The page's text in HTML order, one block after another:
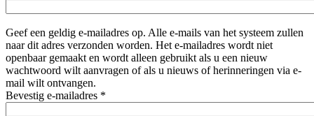
Geef een geldig e-mailadres op. Alle e-mails van het systeem zullen
naar dit adres verzonden worden. Het e-mailadres wordt niet
openbaar gemaakt en wordt alleen gebruikt als u een nieuw
wachtwoord wilt aanvragen of als u nieuws of herinneringen via e-
mail wilt ontvangen.
Bevestig e-mailadres *